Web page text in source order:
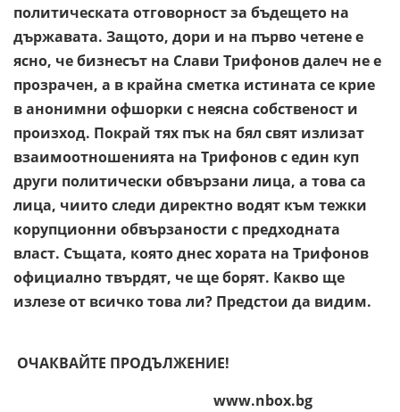
политическата отговорност за бъдещето на
държавата. Защото, дори и на първо четене е
ясно, че бизнесът на Слави Трифонов далеч не е
прозрачен, а в крайна сметка истината се крие
в анонимни офшорки с неясна собственост и
произход. Покрай тях пък на бял свят излизат
взаимоотношенията на Трифонов с един куп
други политически обвързани лица, а това са
лица, чиито следи директно водят към тежки
корупционни обвързаности с предходната
власт. Същата, която днес хората на Трифонов
официално твърдят, че ще борят. Какво ще
излезе от всичко това ли? Предстои да видим.
ОЧАКВАЙТЕ ПРОДЪЛЖЕНИЕ!
www.nbox.bg